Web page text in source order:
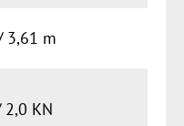
3,61 m
2,0 KN